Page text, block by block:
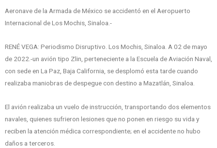
Aeronave de la Armada de México se accidentó en el Aeropuerto
Internacional de Los Mochis, Sinaloa.-
RENÉ VEGA: Periodismo Disruptivo. Los Mochis, Sinaloa. A 02 de mayo
de 2022.-un avión tipo Zlin, perteneciente a la Escuela de Aviación Naval,
con sede en La Paz, Baja California, se desplomó esta tarde cuando
realizaba maniobras de despegue con destino a Mazatlán, Sinaloa.
El avión realizaba un vuelo de instrucción, transportando dos elementos
navales, quienes sufrieron lesiones que no ponen en riesgo su vida y
reciben la atención médica correspondiente; en el accidente no hubo
daños a terceros.